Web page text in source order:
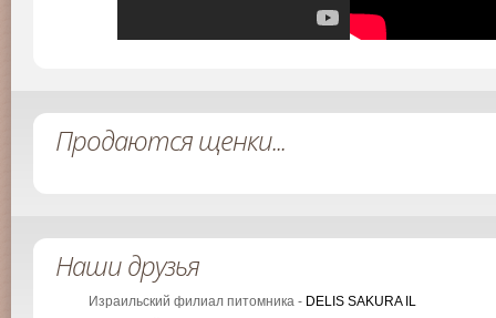
Продаются щенки...
Наши друзья
Израильский филиал питомника - DELIS SAKURA IL